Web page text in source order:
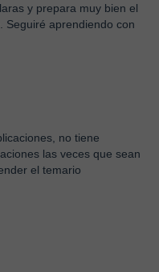
y prepara muy bien el
Seguiré aprendiendo con
no tiene
las veces que sean
el temario